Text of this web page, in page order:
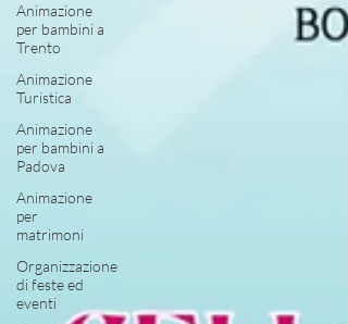
Animazione
per bambini a
Trento
Animazione
Turistica
Animazione
per bambini a
Padova
Animazione
per
matrimoni
Organizzazione
di feste ed
eventi